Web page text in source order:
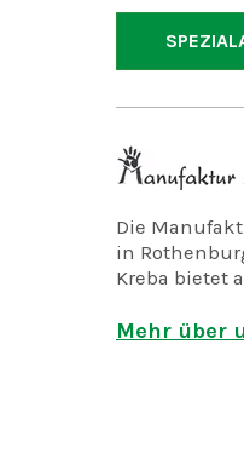
Die
in
Kreba bietet
Mehr über